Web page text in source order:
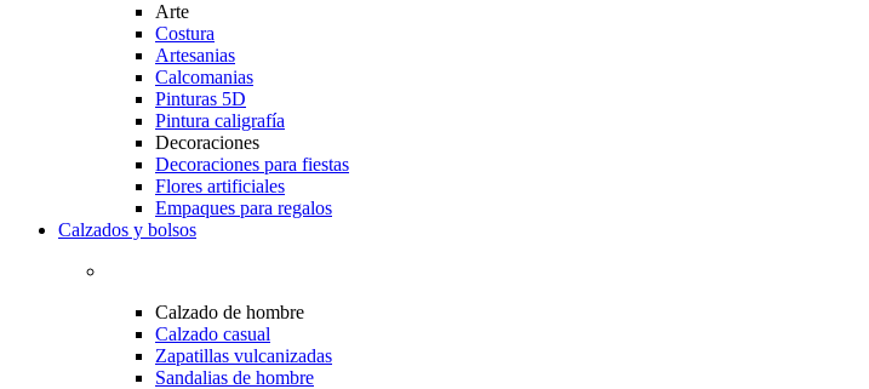
Arte
Costura
Artesanias
Calcomanias
Pinturas 5D
Pintura caligrafía
Decoraciones
Decoraciones para fiestas
Flores artificiales
Empaques para regalos
Calzados y bolsos
Calzado de hombre
Calzado casual
Zapatillas vulcanizadas
Sandalias de hombre